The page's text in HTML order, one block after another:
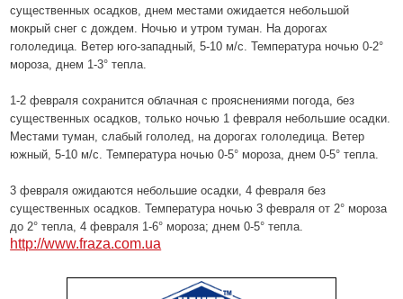
существенных осадков, днем местами ожидается небольшой
мокрый снег с дождем. Ночью и утром туман. На дорогах
гололедица. Ветер юго-западный, 5-10 м/с. Температура ночью 0-2°
мороза, днем 1-3° тепла.
1-2 февраля сохранится облачная с прояснениями погода, без
существенных осадков, только ночью 1 февраля небольшие осадки.
Местами туман, слабый гололед, на дорогах гололедица. Ветер
южный, 5-10 м/с. Температура ночью 0-5° мороза, днем 0-5° тепла.
3 февраля ожидаются небольшие осадки, 4 февраля без
существенных осадков. Температура ночью 3 февраля от 2° мороза
до 2° тепла, 4 февраля 1-6° мороза; днем 0-5° тепла.
http://www.fraza.com.ua